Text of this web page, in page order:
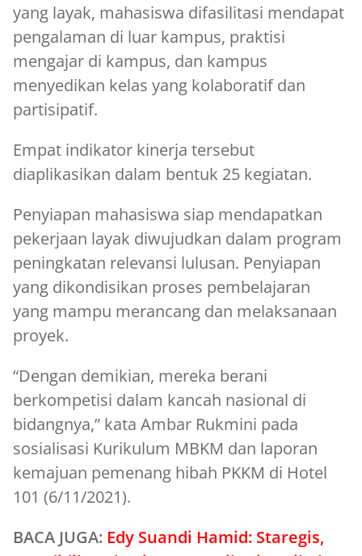
yang layak, mahasiswa difasilitasi mendapat
pengalaman di luar kampus, praktisi
mengajar di kampus, dan kampus
menyedikan kelas yang kolaboratif dan
partisipatif.
Empat indikator kinerja tersebut
diaplikasikan dalam bentuk 25 kegiatan.
Penyiapan mahasiswa siap mendapatkan
pekerjaan layak diwujudkan dalam program
peningkatan relevansi lulusan. Penyiapan
yang dikondisikan proses pembelajaran
yang mampu merancang dan melaksanaan
proyek.
“Dengan demikian, mereka berani
berkompetisi dalam kancah nasional di
bidangnya,” kata Ambar Rukmini pada
sosialisasi Kurikulum MBKM dan laporan
kemajuan pemenang hibah PKKM di Hotel
101 (6/11/2021).
BACA JUGA: Edy Suandi Hamid: Staregis,